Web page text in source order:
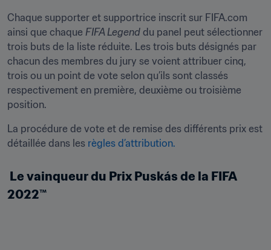
Chaque supporter et supportrice inscrit sur FIFA.com
ainsi que chaque FIFA Legend du panel peut sélectionner
trois buts de la liste réduite. Les trois buts désignés par
chacun des membres du jury se voient attribuer cinq,
trois ou un point de vote selon qu’ils sont classés
respectivement en première, deuxième ou troisième
position.
La procédure de vote et de remise des différents prix est
détaillée dans les règles d’attribution.
2022™